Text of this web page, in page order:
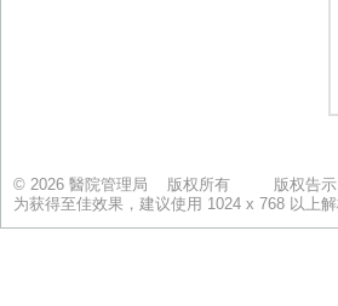
© 2026 醫院管理局 版权所有 版权告示
为获得至佳效果，建议使用 1024 x 768 以上